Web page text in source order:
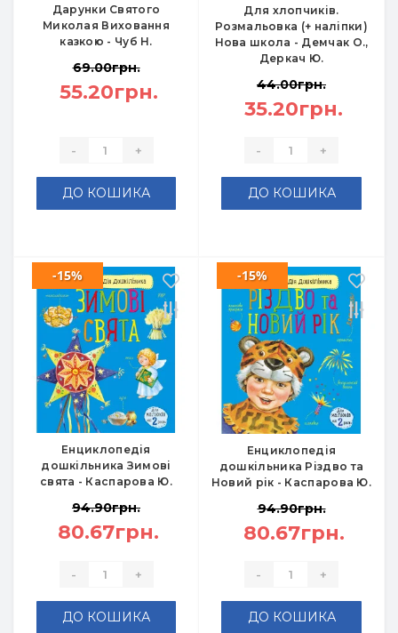
Дарунки Святого
Миколая Виховання
казкою - Чуб Н.
69.00грн.
55.20грн.
- +
ДО КОШИКА
Для хлопчиків.
Розмальовка (+ наліпки)
Нова школа - Демчак О.,
Деркач Ю.
44.00грн.
35.20грн.
- +
ДО КОШИКА
Енциклопедія
дошкільника Зимові
свята - Каспарова Ю.
-15%
94.90грн.
80.67грн.
- +
ДО КОШИКА
Енциклопедія
дошкільника Різдво та
Новий рік - Каспарова Ю.
-15%
94.90грн.
80.67грн.
- +
ДО КОШИКА